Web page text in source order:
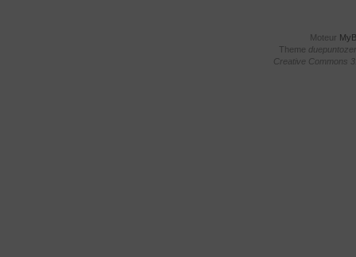
Moteur
Theme
Creative Commons